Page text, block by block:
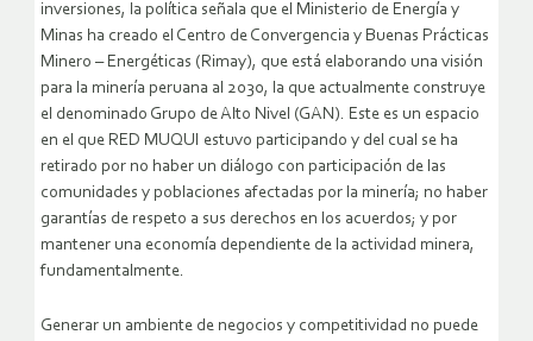
inversiones, la política señala que el Ministerio de Energía y
Minas ha creado el Centro de Convergencia y Buenas Prácticas
Minero – Energéticas (Rimay), que está elaborando una visión
para la minería peruana al 2030, la que actualmente construye
el denominado Grupo de Alto Nivel (GAN). Este es un espacio
en el que RED MUQUI estuvo participando y del cual se ha
retirado por no haber un diálogo con participación de las
comunidades y poblaciones afectadas por la minería; no haber
garantías de respeto a sus derechos en los acuerdos; y por
mantener una economía dependiente de la actividad minera,
fundamentalmente.
Generar un ambiente de negocios y competitividad no puede